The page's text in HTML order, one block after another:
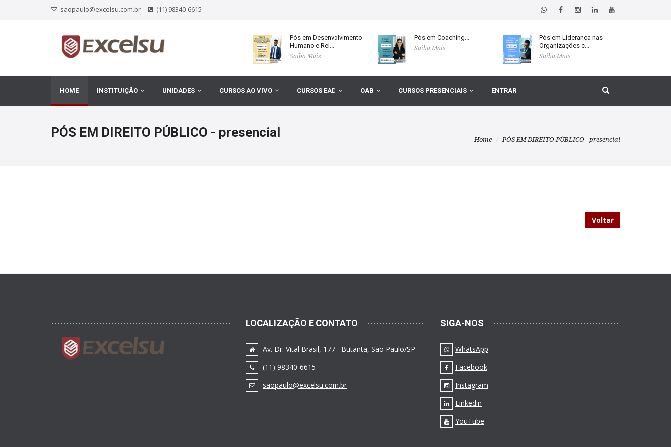
saopaulo@excelsu.com.br (11) 98340-6615
Pós em Desenvolvimento
Humano e Rel...
Saiba Mais
Pós em Coaching...
Saiba Mais
Pós em Liderança nas
Organizações c...
Saiba Mais
HOME INSTITUIÇÃO UNIDADES CURSOS AO VIVO CURSOS EAD OAB CURSOS PRESENCIAIS ENTRAR
PÓS EM DIREITO PÚBLICO - presencial Home PÓS EM DIREITO PÚBLICO - presencial
Voltar
LOCALIZAÇÃO E CONTATO
Av. Dr. Vital Brasil, 177 - Butantã, São Paulo/SP
(11) 98340-6615
saopaulo@excelsu.com.br
SIGA-NOS
WhatsApp
Facebook
Instagram
Linkedin
YouTube